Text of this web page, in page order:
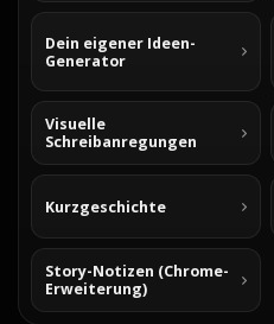
Dein eigener Ideen-
Generator
Visuelle
Schreibanregungen
Kurzgeschichte
Story-Notizen (Chrome-
Erweiterung)